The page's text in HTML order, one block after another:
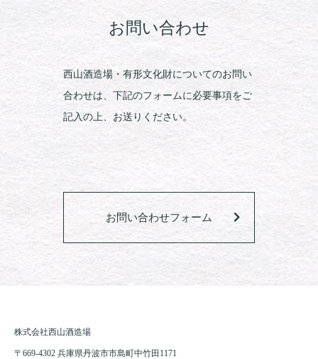
お問い合わせ
西山酒造場・有形文化財についてのお問い
合わせは、下記のフォームに必要事項をご
記入の上、お送りください。
お問い合わせフォーム
株式会社西山酒造場
〒669-4302 兵庫県丹波市市島町中竹田1171